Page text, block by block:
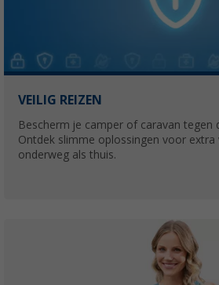
VEILIG REIZEN
Bescherm je camper of caravan tegen
Ontdek slimme oplossingen voor extra
onderweg als thuis.